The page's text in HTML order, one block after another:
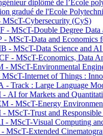
diplômé de l’École
gradué de l'Ecole
Cybersecurity (CyS)
- MScT-Double Degree
- MScT-Data and Economics
- MScT-Data Science and AI
- MScT-Economics, Data
- MScT-Environmental
Internet of Things :
- Track : Large Language
AI for Markets and
- MScT-Energy
MScT-Trust and
- MScT-Visual Computing
MScT-Extended